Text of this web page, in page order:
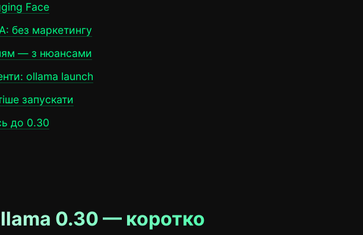
Face
без маркетингу
— з нюансами
ollama launch
запускати
до 0.30
0.30 — коротко